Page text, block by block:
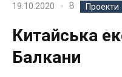
19.10.2020 В Проекти
Китайська
Балкани